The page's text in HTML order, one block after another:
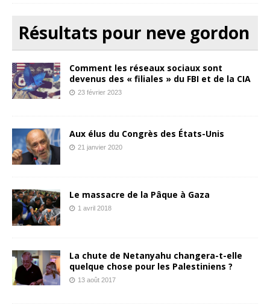
Résultats pour neve gordon
Comment les réseaux sociaux sont
devenus des « filiales » du FBI et de la CIA
23 février 2023
Aux élus du Congrès des États-Unis
21 janvier 2020
Le massacre de la Pâque à Gaza
1 avril 2018
La chute de Netanyahu changera-t-elle
quelque chose pour les Palestiniens ?
13 août 2017